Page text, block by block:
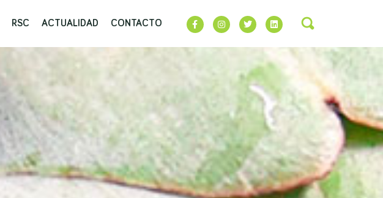
RSC ACTUALIDAD CONTACTO